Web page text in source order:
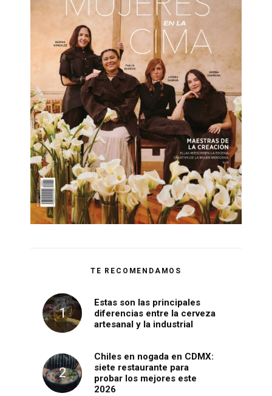
TE RECOMENDAMOS
Estas son las principales
diferencias entre la cerveza
artesanal y la industrial
Chiles en nogada en CDMX:
siete restaurante para
probar los mejores este
2026